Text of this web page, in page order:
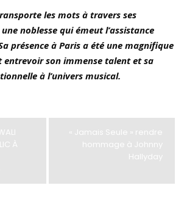
les mots à travers ses
noblesse qui émeut l’assistance
présence à Paris a été une magnifique
entrevoir son immense talent et sa
à l’univers musical.
À
« Jamais Seule » rendre
hommage à Johnny
Hallyday